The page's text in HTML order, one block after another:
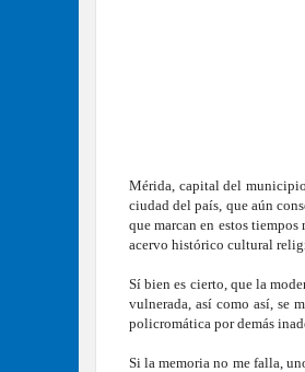
Mérida, capital del
ciudad del país, que aún
que marcan en estos
acervo histórico cultural
Sí bien es cierto, que la
vulnerada, así como así, se
policromática por demás
Si la memoria no me falla,